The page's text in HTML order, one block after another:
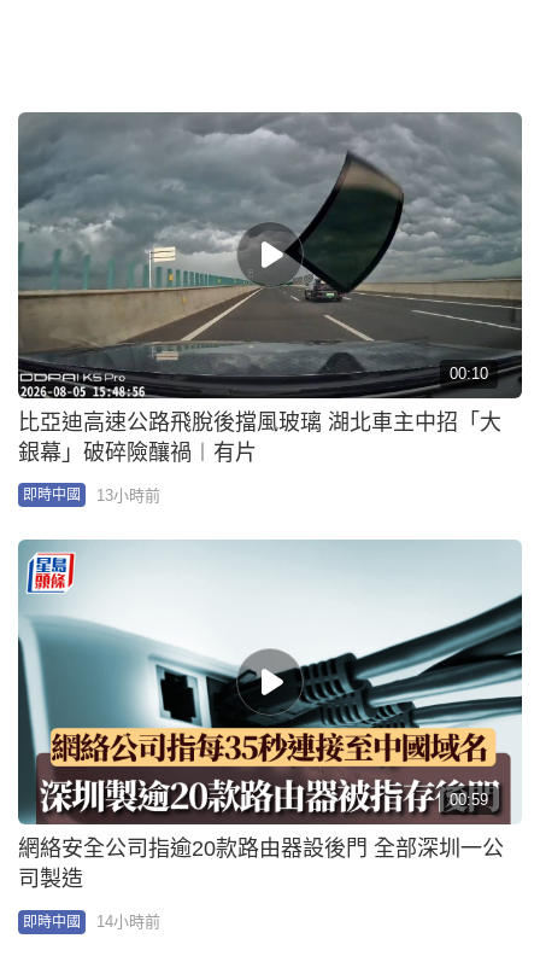
紅棗包裝玩食字 「趁棗嫁人」標語惹議
即時中國 15小時前
轟-6N掛「驚雷-1」空射核導彈首曝光 殲-20全程護航
即時中國 15小時前